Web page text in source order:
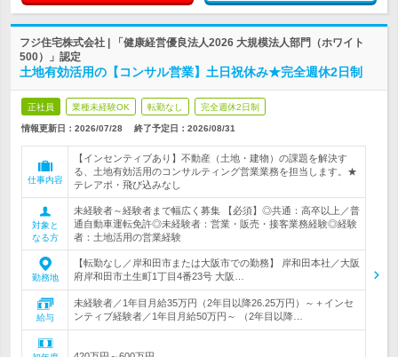
フジ住宅株式会社 | 「健康経営優良法人2026 大規模法人部門（ホワイト
500）」認定
土地有効活用の【コンサル営業】土日祝休み★完全週休2日制
正社員 業種未経験OK 転勤なし 完全週休2日制
情報更新日：2026/07/28 終了予定日： 2026/08/31
仕事内容
【インセンティブあり】不動産（土地・建物）の課題を解決す
る、土地有効活用のコンサルティング営業業務を担当します。★
テレアポ・飛び込みなし
対象と
なる方
未経験者～経験者まで幅広く募集 【必須】◎共通：高卒以上／普
通自動車運転免許◎未経験者：営業・販売・接客業務経験◎経験
者：土地活用の営業経験
勤務地
【転勤なし／岸和田市または大阪市での勤務】 岸和田本社／大阪
府岸和田市土生町1丁目4番23号 大阪…
給与
未経験者／1年目月給35万円（2年目以降26.25万円）～＋インセ
ンティブ経験者／1年目月給50万円～ （2年目以降…